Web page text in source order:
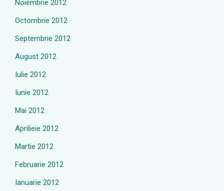
Noiembrie 2012
Octombrie 2012
Septembrie 2012
August 2012
Iulie 2012
Iunie 2012
Mai 2012
Aprilieie 2012
Martie 2012
Februarie 2012
Ianuarie 2012